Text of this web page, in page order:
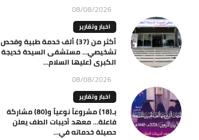
08/08/2026
اخبار وتقارير
أكثر من (37) ألف خدمة طبية وفحص
تشخيصي… مستشفى السيدة خديجة
الكبرى (عليها السلام...
08/08/2026
اخبار وتقارير
بـ(18) مشروعاً نوعياً و(80) مشاركة
فاعلة… معهد أديبات الطف يعلن
حصيلة خدماته في...